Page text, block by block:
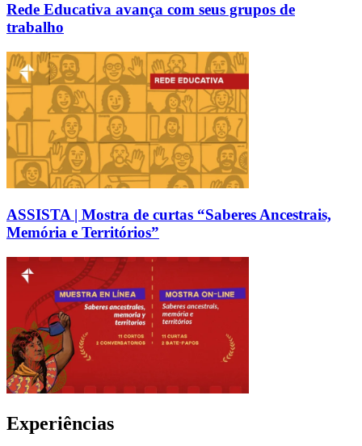
Rede Educativa avança com seus grupos de
trabalho
ASSISTA | Mostra de curtas “Saberes Ancestrais,
Memória e Territórios”
Experiências